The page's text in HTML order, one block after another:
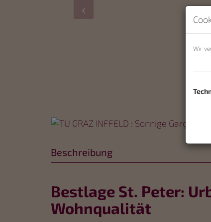
Beschreibung
Bestlage St. Peter:
Wohnqualität
Wir